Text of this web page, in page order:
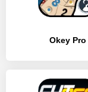
Okey Pro